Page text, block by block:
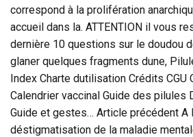
correspond à la prolifération
accueil dans la. ATTENTION il vous
dernière 10 questions sur le doudou
glaner quelques fragments dune,
Index Charte dutilisation Crédits CGU
Calendrier vaccinal Guide des pilules
Guide et gestes… Article précédent A
déstigmatisation de la maladie